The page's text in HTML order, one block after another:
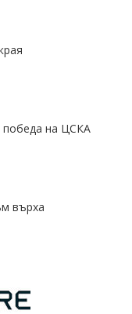
на ЦСКА
върха